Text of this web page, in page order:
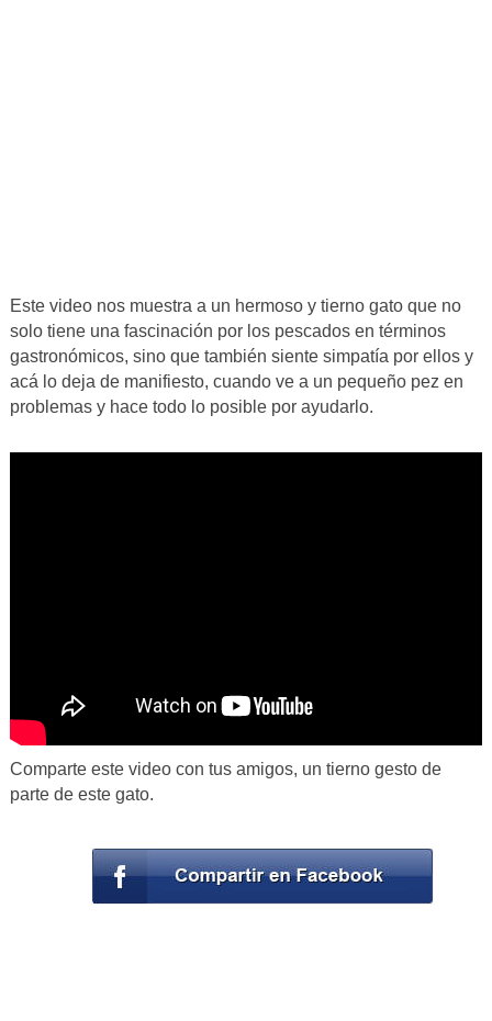
Este video nos muestra a un hermoso y tierno gato que no
solo tiene una fascinación por los pescados en términos
gastronómicos, sino que también siente simpatía por ellos y
acá lo deja de manifiesto, cuando ve a un pequeño pez en
problemas y hace todo lo posible por ayudarlo.
Comparte este video con tus amigos, un tierno gesto de
parte de este gato.